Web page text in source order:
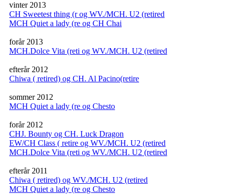
vinter 2013
CH Sweetest thing (r og WV./MCH. U2 (retired
MCH Quiet a lady (re og CH Chai
forår 2013
MCH.Dolce Vita (reti og WV./MCH. U2 (retired
efterår 2012
Chiwa ( retired) og CH. Al Pacino(retire
sommer 2012
MCH Quiet a lady (re og Chesto
forår 2012
CHJ. Bounty og CH. Luck Dragon
EW/CH Class ( retire og WV./MCH. U2 (retired
MCH.Dolce Vita (reti og WV./MCH. U2 (retired
efterår 2011
Chiwa ( retired) og WV./MCH. U2 (retired
MCH Quiet a lady (re og Chesto